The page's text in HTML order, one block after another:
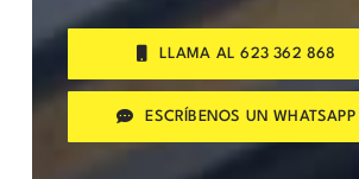
LLAMA AL 623 362 868
ESCRÍBENOS UN WHATSAPP